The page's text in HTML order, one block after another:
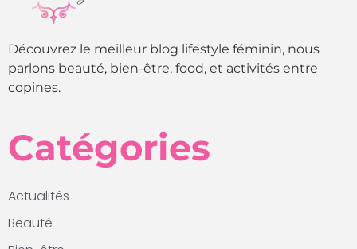
Découvrez le meilleur blog lifestyle féminin, nous
parlons beauté, bien-être, food, et activités entre
copines.
Catégories
Actualités
Beauté